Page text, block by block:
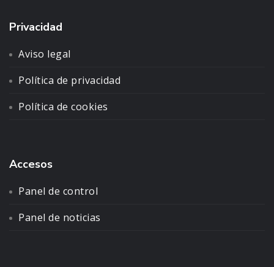
Privacidad
Aviso legal
Política de privacidad
Política de cookies
Accesos
Panel de control
Panel de noticias